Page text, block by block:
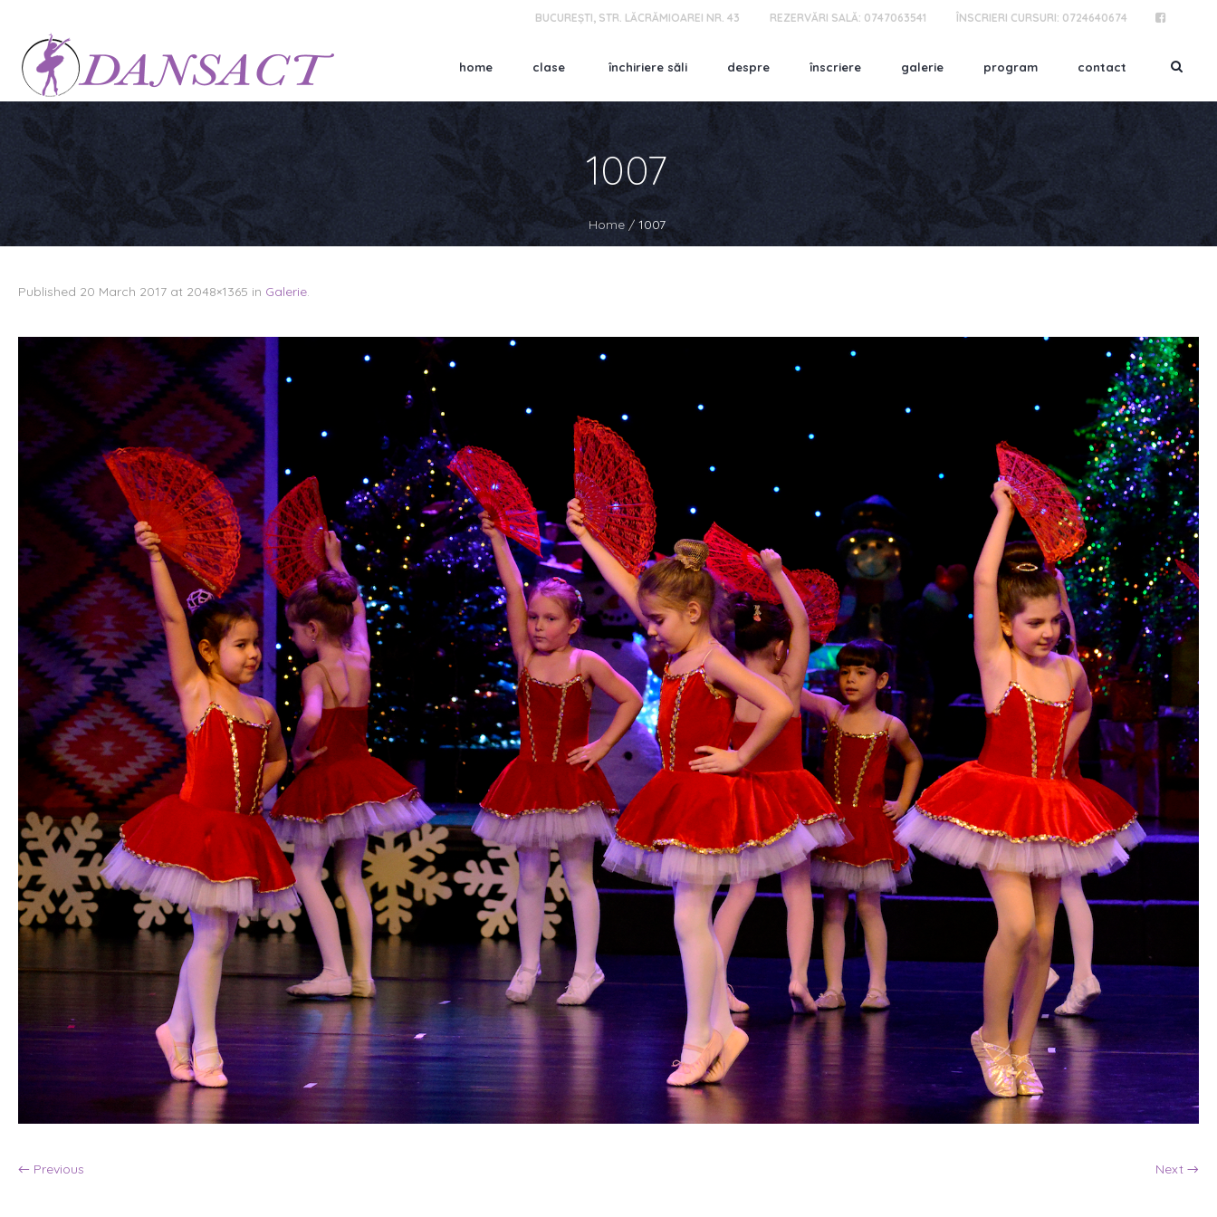
BUCUREȘTI, STR. LĂCRĂMIOAREI NR. 43 REZERVĂRI SALĂ: 0747063541 ÎNSCRIERI CURSURI: 0724640674
home clase închiriere săli despre înscriere galerie program contact
1007
Home / 1007
Published 20 March 2017 at 2048×1365 in Galerie.
← Previous Next →